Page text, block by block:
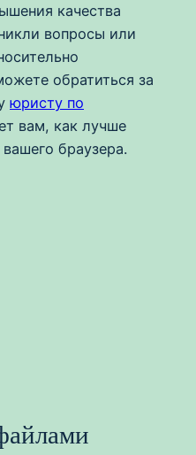
качества
вопросы или
обратиться за
юристу по
вам, как лучше
браузера.